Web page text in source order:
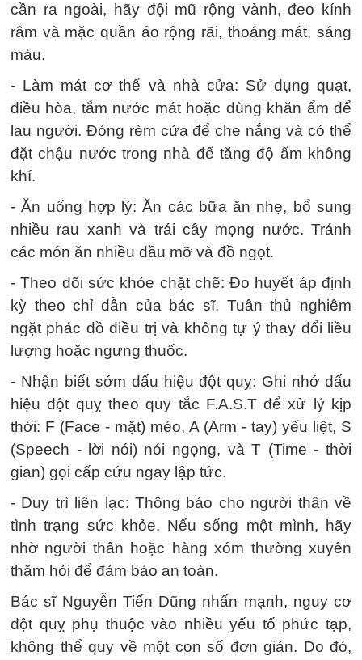
cần ra ngoài, hãy đội mũ rộng vành, đeo kính
râm và mặc quần áo rộng rãi, thoáng mát, sáng
màu.
- Làm mát cơ thể và nhà cửa: Sử dụng quạt,
điều hòa, tắm nước mát hoặc dùng khăn ẩm để
lau người. Đóng rèm cửa để che nắng và có thể
đặt chậu nước trong nhà để tăng độ ẩm không
khí.
- Ăn uống hợp lý: Ăn các bữa ăn nhẹ, bổ sung
nhiều rau xanh và trái cây mọng nước. Tránh
các món ăn nhiều dầu mỡ và đồ ngọt.
- Theo dõi sức khỏe chặt chẽ: Đo huyết áp định
kỳ theo chỉ dẫn của bác sĩ. Tuân thủ nghiêm
ngặt phác đồ điều trị và không tự ý thay đổi liều
lượng hoặc ngưng thuốc.
- Nhận biết sớm dấu hiệu đột quỵ: Ghi nhớ dấu
hiệu đột quỵ theo quy tắc F.A.S.T để xử lý kịp
thời: F (Face - mặt) méo, A (Arm - tay) yếu liệt, S
(Speech - lời nói) nói ngọng, và T (Time - thời
gian) gọi cấp cứu ngay lập tức.
- Duy trì liên lạc: Thông báo cho người thân về
tình trạng sức khỏe. Nếu sống một mình, hãy
nhờ người thân hoặc hàng xóm thường xuyên
thăm hỏi để đảm bảo an toàn.
Bác sĩ Nguyễn Tiến Dũng nhấn mạnh, nguy cơ
đột quỵ phụ thuộc vào nhiều yếu tố phức tạp,
không thể quy về một con số đơn giản. Do đó,